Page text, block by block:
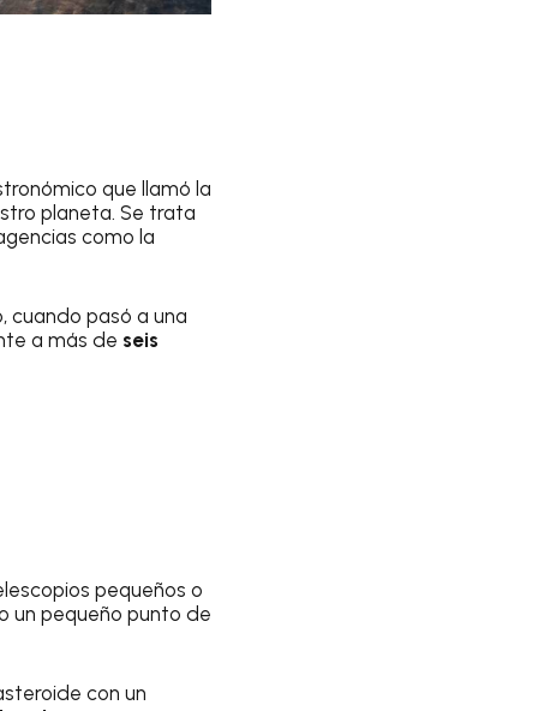
que llamó la
planeta. Se trata
como la
cuando pasó a una
a más de seis
pequeños o
un pequeño punto de
con un